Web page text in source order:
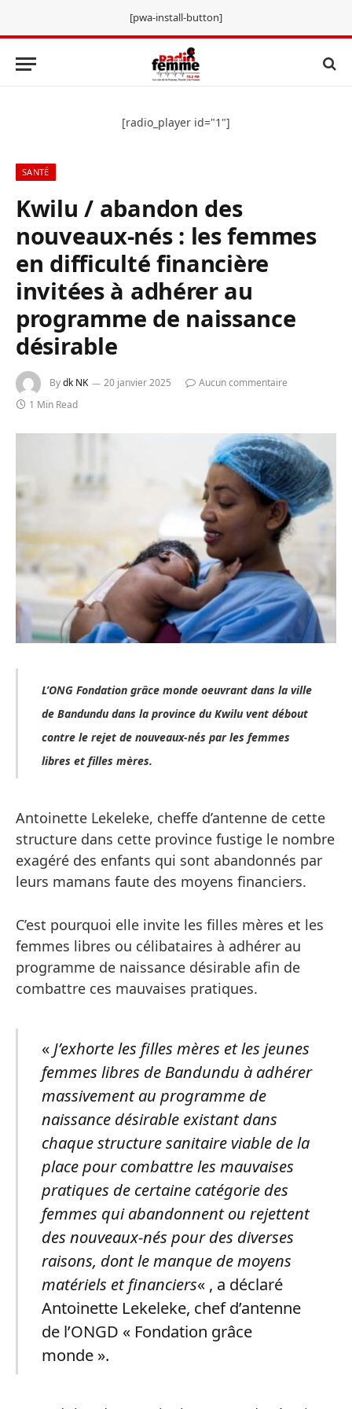
[pwa-install-button]
[radio_player id="1"]
SANTÉ
Kwilu / abandon des
nouveaux-nés : les femmes
en difficulté financière
invitées à adhérer au
programme de naissance
désirable
Bydk NK 20 janvier 2025
Aucun commentaire
1 Min Read
L’ONG Fondation grâce monde oeuvrant dans la ville
de Bandundu dans la province du Kwilu vent débout
contre le rejet de nouveaux-nés par les femmes
libres et filles mères.
Antoinette Lekeleke, cheffe d’antenne de cette
structure dans cette province fustige le nombre
exagéré des enfants qui sont abandonnés par
leurs mamans faute des moyens financiers.
C’est pourquoi elle invite les filles mères et les
femmes libres ou célibataires à adhérer au
programme de naissance désirable afin de
combattre ces mauvaises pratiques.
« J’exhorte les filles mères et les jeunes
femmes libres de Bandundu à adhérer
massivement au programme de
naissance désirable existant dans
chaque structure sanitaire viable de la
place pour combattre les mauvaises
pratiques de certaine catégorie des
femmes qui abandonnent ou rejettent
des nouveaux-nés pour des diverses
raisons, dont le manque de moyens
matériels et financiers« , a déclaré
Antoinette Lekeleke, chef d’antenne
de l’ONGD « Fondation grâce
monde ».